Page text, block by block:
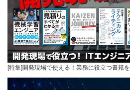
[特集]開発現場で使える！業務に役立つ書籍を